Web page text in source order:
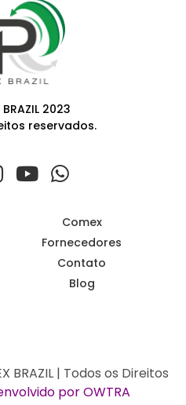
2023
reservados.
Comex
Fornecedores
Contato
Blog
BRAZIL | Todos os Direitos
por OWTRA